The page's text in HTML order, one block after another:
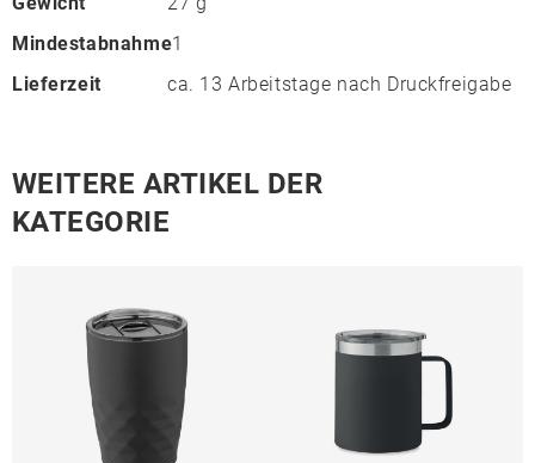
Mindestabnahme1
Lieferzeit
ca. 13 Arbeitstage nach Druckfreigabe
WEITERE ARTIKEL DER
KATEGORIE